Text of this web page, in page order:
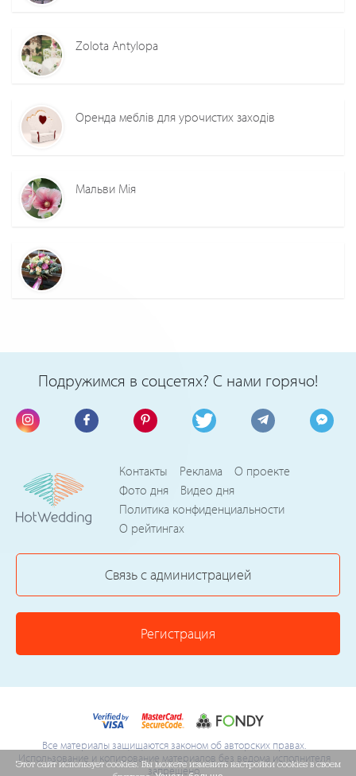
Zolota Antylopa
Оренда меблів для урочистих заходів
Мальви Мія
Подружимся в соцсетях? С нами горячо!
Контакты Реклама
О проекте
Фото дня
Видео дня
Политика конфиденциальности
О рейтингах
Связь с администрацией
Регистрация
Все материалы защищаются законом об авторских правах.
Использование и копирование материалов без ведома исполнителя
запрещено.
Этот сайт использует cookies. Вы можете изменить настройки cookies в своем